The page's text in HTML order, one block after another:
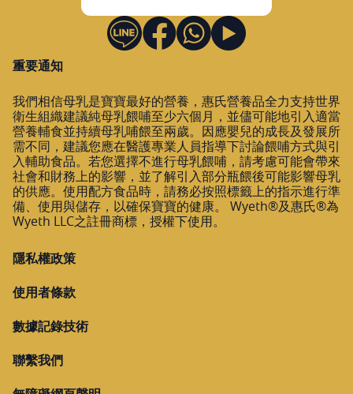
重要通知
我們相信母乳是寶寶最好的營養，惠氏營養品全力支持世界
衛生組織建議純母乳餵哺至少六個月，並儘可能地引入適當
營養輔食並持續母乳哺餵至兩歲。因應嬰兒的成長及發展所
需不同，建議您應在醫護專業人員指導下討論餵哺方式與引
入輔助食品。若您選擇不進行母乳餵哺，請考慮可能會帶來
社會和財務上的影響，並了解引入部分瓶餵後可能影響母乳
的供應。使用配方食品時，請務必按照標籤上的指示進行準
備、使用與儲存，以確保寶寶的健康。 Wyeth®及惠氏®為
Wyeth LLC之註冊商標，授權下使用。
隱私權政策
使用者條款
數據記錄技術
聯繫我們